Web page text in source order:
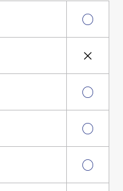
○
×
○
○
○